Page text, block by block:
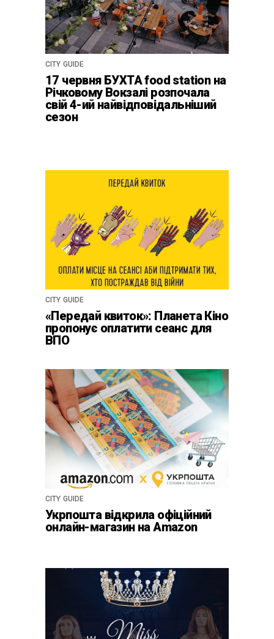
CITY GUIDE
17 червня БУХТА food station на
Річковому Вокзалі розпочала
свій 4-ий найвідповідальніший
сезон
CITY GUIDE
«Передай квиток»: Планета Кіно
пропонує оплатити сеанс для
ВПО
CITY GUIDE
Укрпошта відкрила офіційний
онлайн-магазин на Amazon